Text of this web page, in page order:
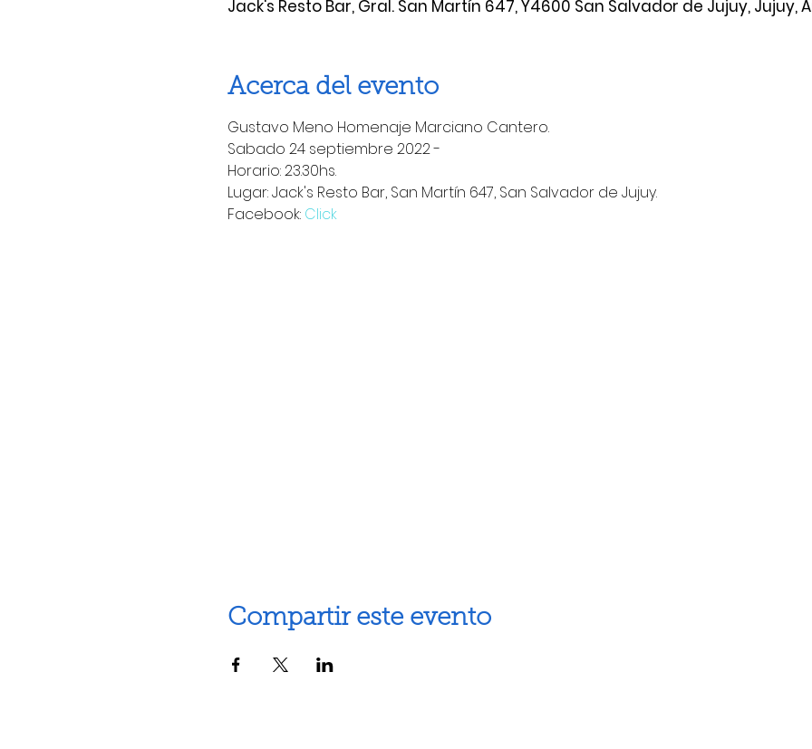
Jack's Resto Bar, Gral. San Martín 647, Y4600 San Salvador de Jujuy, Jujuy,
Acerca del evento
Gustavo Meno Homenaje Marciano Cantero.
Sabado 24 septiembre 2022 -
Horario: 23.30hs.
Lugar: Jack's Resto Bar, San Martín 647, San Salvador de Jujuy.
Facebook: Click
Compartir este evento